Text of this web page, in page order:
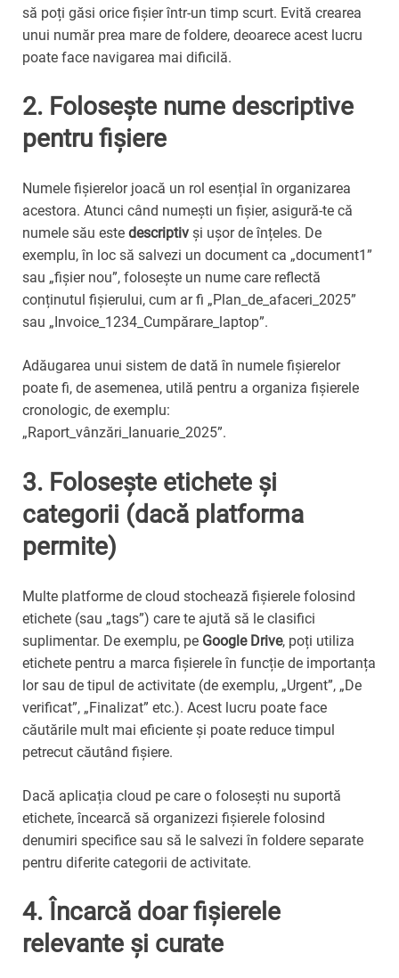
să poți găsi orice fișier într-un timp scurt. Evită crearea
unui număr prea mare de foldere, deoarece acest lucru
poate face navigarea mai dificilă.
2. Folosește nume descriptive
pentru fișiere
Numele fișierelor joacă un rol esențial în organizarea
acestora. Atunci când numești un fișier, asigură-te că
numele său este descriptiv și ușor de înțeles. De
exemplu, în loc să salvezi un document ca „document1”
sau „fișier nou”, folosește un nume care reflectă
conținutul fișierului, cum ar fi „Plan_de_afaceri_2025”
sau „Invoice_1234_Cumpărare_laptop”.
Adăugarea unui sistem de dată în numele fișierelor
poate fi, de asemenea, utilă pentru a organiza fișierele
cronologic, de exemplu:
„Raport_vânzări_Ianuarie_2025”.
3. Folosește etichete și
categorii (dacă platforma
permite)
Multe platforme de cloud stochează fișierele folosind
etichete (sau „tags”) care te ajută să le clasifici
suplimentar. De exemplu, pe Google Drive, poți utiliza
etichete pentru a marca fișierele în funcție de importanța
lor sau de tipul de activitate (de exemplu, „Urgent”, „De
verificat”, „Finalizat” etc.). Acest lucru poate face
căutările mult mai eficiente și poate reduce timpul
petrecut căutând fișiere.
Dacă aplicația cloud pe care o folosești nu suportă
etichete, încearcă să organizezi fișierele folosind
denumiri specifice sau să le salvezi în foldere separate
pentru diferite categorii de activitate.
4. Încarcă doar fișierele
relevante și curate